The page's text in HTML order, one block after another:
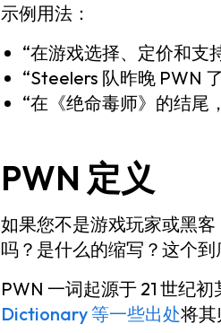
示例用法：
“在游戏选择、定价和支
“Steelers 队昨晚 PWN
“在《绝命毒师》的结尾
PWN 定义
如果您不是游戏玩家或黑
吗？是什么的缩写？这个到
PWN 一词起源于 21 世纪
Dictionary 等一些出处将其